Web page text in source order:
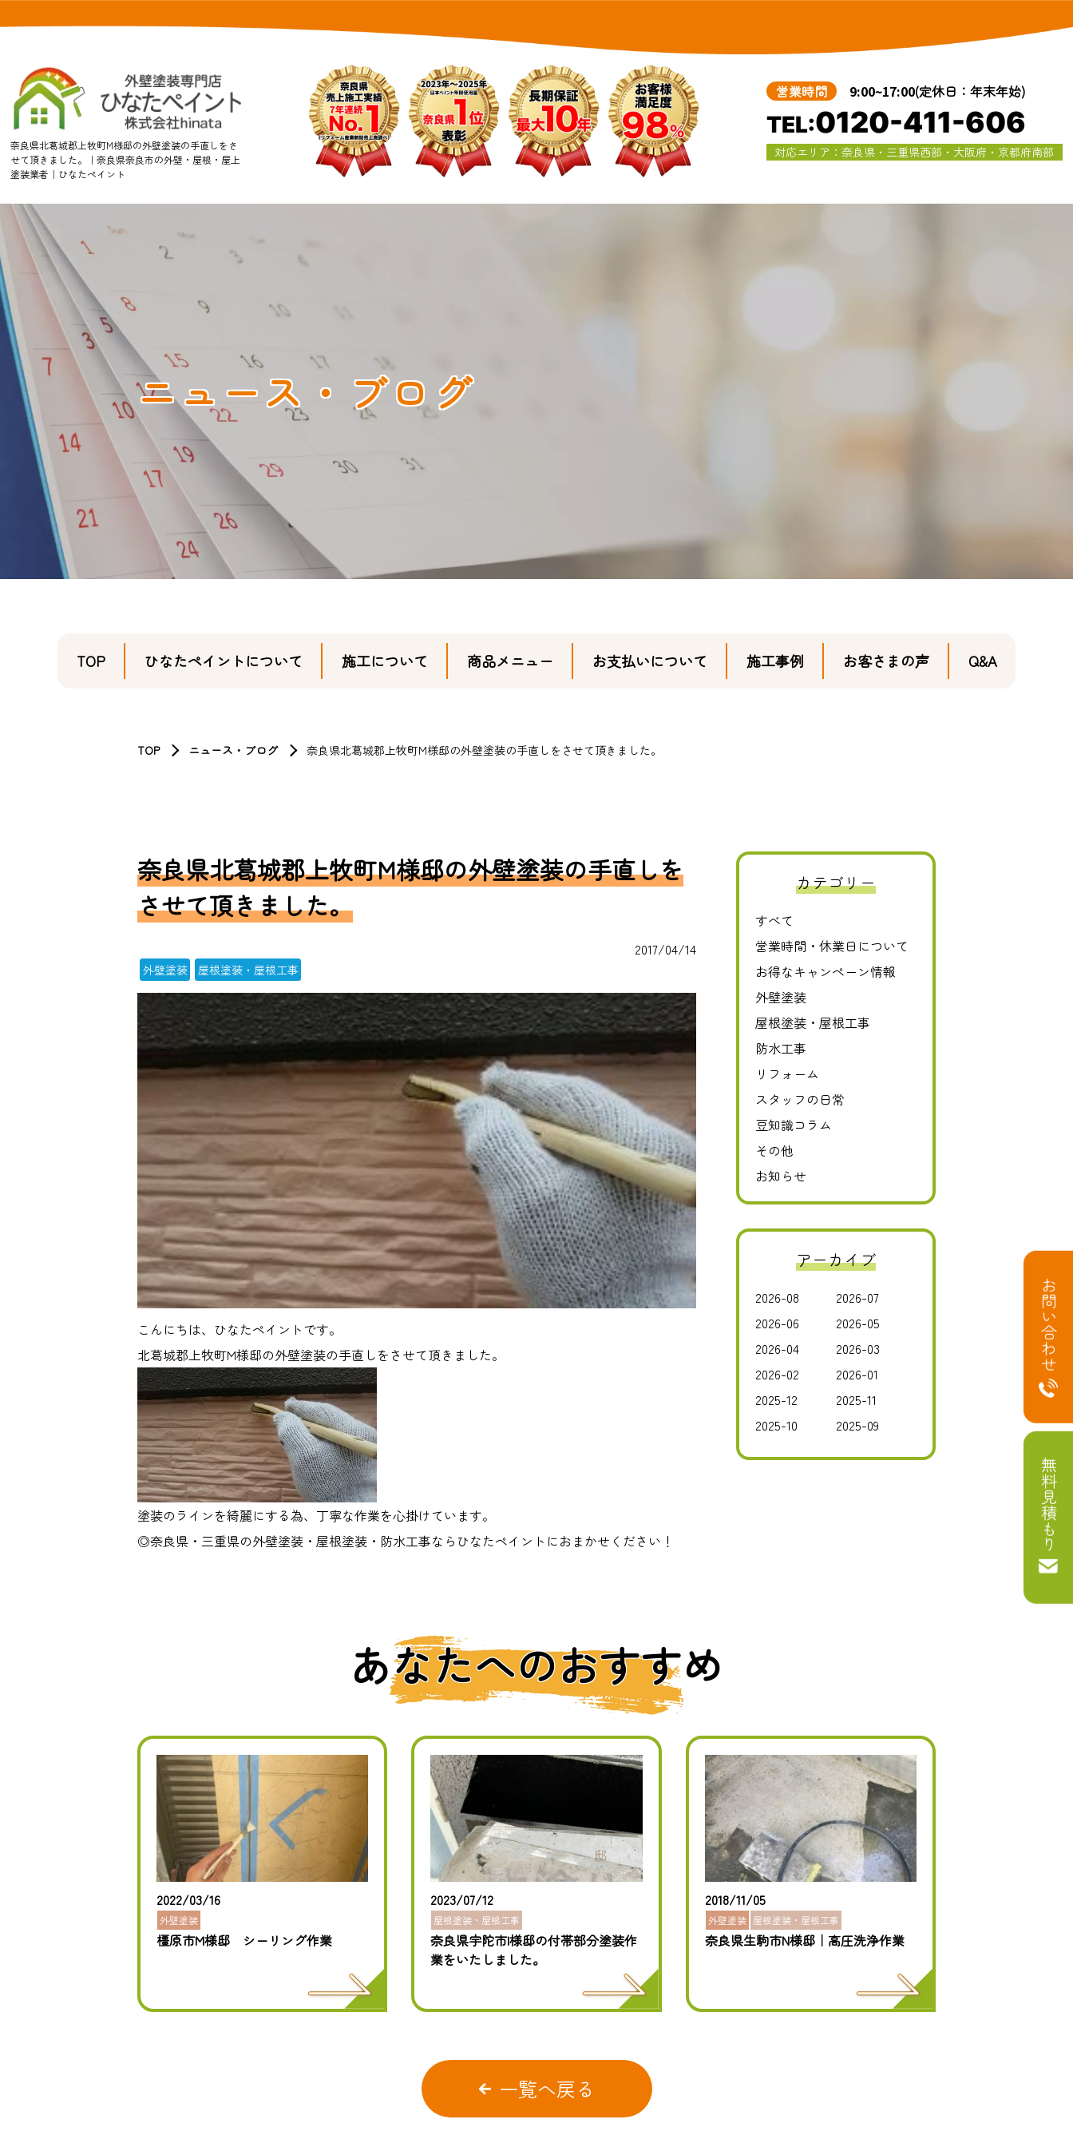
奈良県北葛城郡上牧町M様邸の外壁塗装の手直しをさ
せて頂きました。｜奈良県奈良市の外壁・屋根・屋上
塗装業者｜ひなたペイント
営業時間 9:00~17:00(定休日：年末年始)
TEL:0120-411-606
対応エリア：奈良県・三重県西部・大阪府・京都府南部
ニュース・ブログ
TOP ひなたペイントについて 施工について 商品メニュー お支払いについて 施工事例 お客さまの声 Q&A
TOP ニュース・ブログ 奈良県北葛城郡上牧町M様邸の外壁塗装の手直しをさせて頂きました。
奈良県北葛城郡上牧町M様邸の外壁塗装の手直しを
させて頂きました。
2017/04/14
外壁塗装 屋根塗装・屋根工事
こんにちは、ひなたペイントです。
北葛城郡上牧町M様邸の外壁塗装の手直しをさせて頂きました。
塗装のラインを綺麗にする為、丁寧な作業を心掛けています。
◎奈良県・三重県の外壁塗装・屋根塗装・防水工事ならひなたペイントにおまかせください！
カテゴリー
すべて
営業時間・休業日について
お得なキャンペーン情報
外壁塗装
屋根塗装・屋根工事
防水工事
リフォーム
スタッフの日常
豆知識コラム
その他
お知らせ
アーカイブ
2026-08
2026-07
2026-06
2026-05
2026-04
2026-03
2026-02
2026-01
2025-12
2025-11
2025-10
2025-09
あなたへのおすすめ
2022/03/16
外壁塗装
橿原市M様邸 シーリング作業
2023/07/12
屋根塗装・屋根工事
奈良県宇陀市I様邸の付帯部分塗装作
業をいたしました。
2018/11/05
外壁塗装 屋根塗装・屋根工事
奈良県生駒市N様邸｜高圧洗浄作業
一覧へ戻る
お問い合わせ
無料見積もり